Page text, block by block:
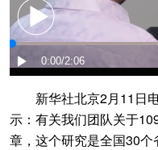
新华社北京2月11日电
示：有关我们团队关于
章，这个研究是全国30